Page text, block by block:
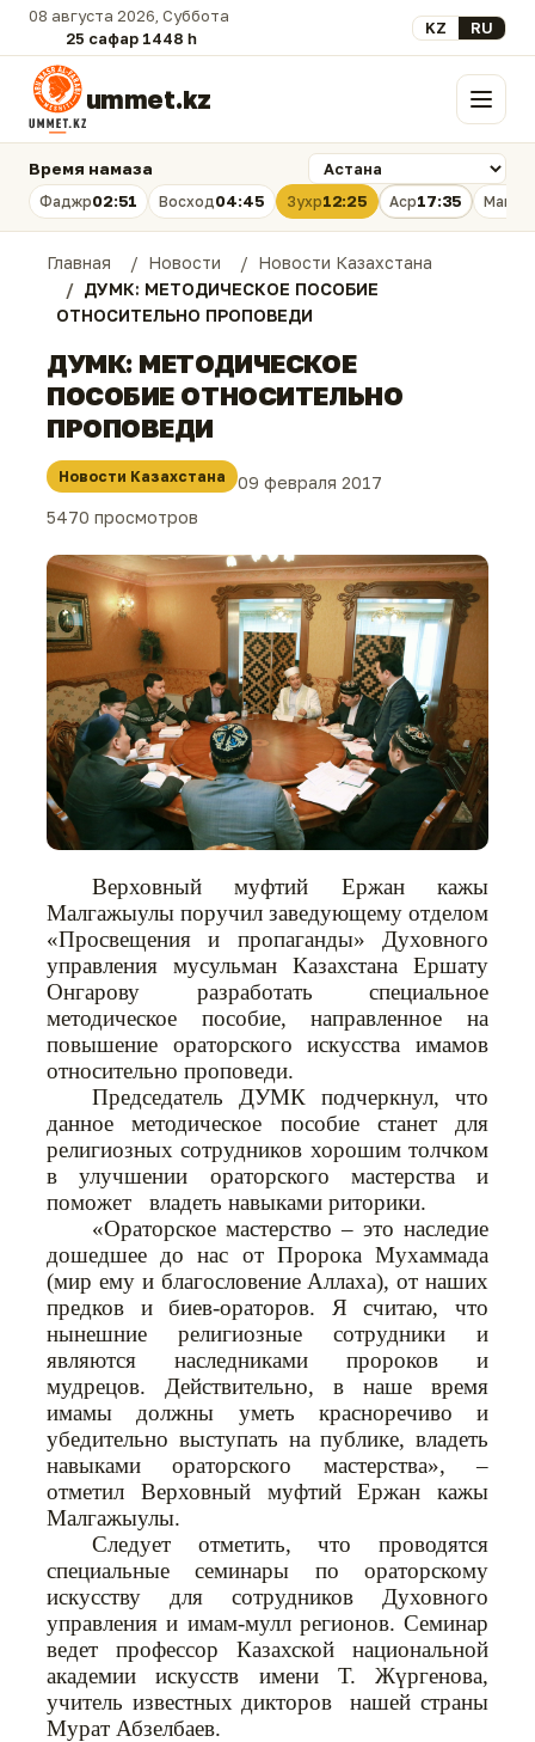
08 августа 2026, Суббота
25 сафар 1448 һ.
Выберите язык
KZ RU
ummet.kz Меню
Время намаза
Фаджр02:51 Восход04:45 Зухр12:25 Аср17:35
Главная Новости
Новости Казахстана
ДУМК: МЕТОДИЧЕСКОЕ ПОСОБИЕ
ОТНОСИТЕЛЬНО ПРОПОВЕДИ
ДУМК: МЕТОДИЧЕСКОЕ
ПОСОБИЕ ОТНОСИТЕЛЬНО
ПРОПОВЕДИ
Новости Казахстана
09 февраля 2017
5470 просмотров
Верховный муфтий Ержан кажы
Малгажыулы поручил заведующему отделом
«Просвещения и пропаганды» Духовного
управления мусульман Казахстана Ершату
Онгарову разработать специальное
методическое пособие, направленное на
повышение ораторского искусства имамов
относительно проповеди.
Председатель ДУМК подчеркнул, что
данное методическое пособие станет для
религиозных сотрудников хорошим толчком
в улучшении ораторского мастерства и
поможет владеть навыками риторики.
«Ораторское мастерство – это наследие
дошедшее до нас от Пророка Мухаммада
(мир ему и благословение Аллаха), от наших
предков и биев-ораторов. Я считаю, что
нынешние религиозные сотрудники и
являются наследниками пророков и
мудрецов. Действительно, в наше время
имамы должны уметь красноречиво и
убедительно выступать на публике, владеть
навыками ораторского мастерства», –
отметил Верховный муфтий Ержан кажы
Малгажыулы.
Следует отметить, что проводятся
специальные семинары по ораторскому
искусству для сотрудников Духовного
управления и имам-мулл регионов. Семинар
ведет профессор Казахской национальной
академии искусств имени Т. Жүргенова,
учитель известных дикторов нашей страны
Мурат Абзелбаев.